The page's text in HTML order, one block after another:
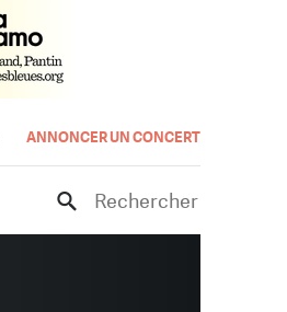
ANNONCER UN CONCERT
Rechercher